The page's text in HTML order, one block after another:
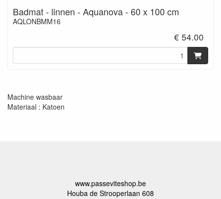
Badmat - linnen - Aquanova - 60 x 100 cm
AQLONBMM16
€ 54.00
Machine wasbaar
Materiaal : Katoen
www.passeviteshop.be
Houba de Strooperlaan 608